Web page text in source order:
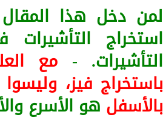
لمن دخل هذا
استخراج
التأشيرات. - مع
باستخراج فيز،
بالأسفل هو الأسرع